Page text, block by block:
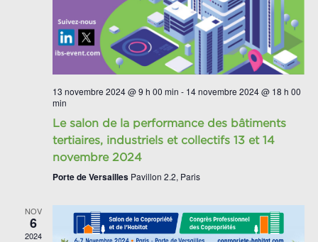
13 novembre 2024 @ 9 h 00 min - 14 novembre 2024 @ 18 h 00
min
Le salon de la performance des bâtiments
tertiaires, industriels et collectifs 13 et 14
novembre 2024
Porte de Versailles Pavillon 2.2, Paris
NOV
6
2024